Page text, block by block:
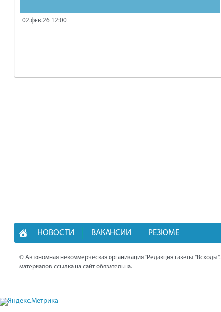
02.фев.26 12:00
НОВОСТИ ВАКАНСИИ РЕЗЮМЕ
© Автономная некоммерческая организация "Редакция газеты
материалов ссылка на сайт обязательна.